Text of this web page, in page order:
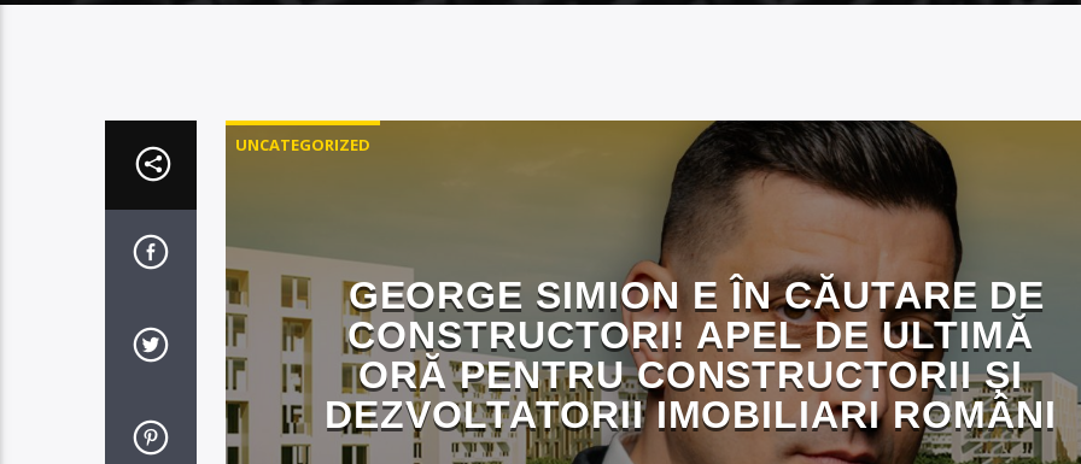
UNCATEGORIZED
GEORGE SIMION E ÎN CĂUTARE DE
CONSTRUCTORI! APEL DE ULTIMĂ
ORĂ PENTRU CONSTRUCTORII ȘI
DEZVOLTATORII IMOBILIARI ROMÂNI